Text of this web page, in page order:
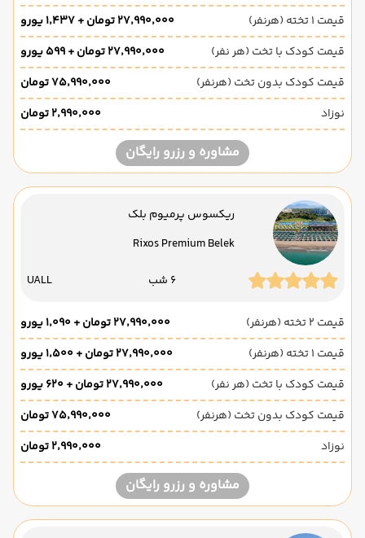
قیمت 1 تخته (هرنفر)
۲۷٬۹۹۰٬۰۰۰ تومان + ۱٬۴۳۷ یورو
قیمت کودک با تخت (هر نفر)
۲۷٬۹۹۰٬۰۰۰ تومان + ۵۹۹ یورو
قیمت کودک بدون تخت (هرنفر)
۷۵٬۹۹۰٬۰۰۰ تومان
نوزاد
۲٬۹۹۰٬۰۰۰ تومان
مشاوره و رزرو رایگان
ریکسوس پرمیوم بلک
Rixos Premium Belek
6 شب UALL
قیمت 2 تخته (هرنفر)
۲۷٬۹۹۰٬۰۰۰ تومان + ۱٬۰۹۰ یورو
قیمت 1 تخته (هرنفر)
۲۷٬۹۹۰٬۰۰۰ تومان + ۱٬۵۰۰ یورو
قیمت کودک با تخت (هر نفر)
۲۷٬۹۹۰٬۰۰۰ تومان + ۶۲۰ یورو
قیمت کودک بدون تخت (هرنفر)
۷۵٬۹۹۰٬۰۰۰ تومان
نوزاد
۲٬۹۹۰٬۰۰۰ تومان
مشاوره و رزرو رایگان